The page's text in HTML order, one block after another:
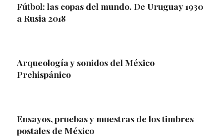
Fútbol: las copas del mundo. De Uruguay 1930
a Rusia 2018
Arqueología y sonidos del México
Prehispánico
Ensayos, pruebas y muestras de los timbres
postales de México